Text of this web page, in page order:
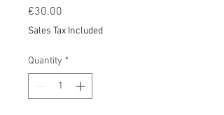
€30.00
Sales Tax Included
Quantity *